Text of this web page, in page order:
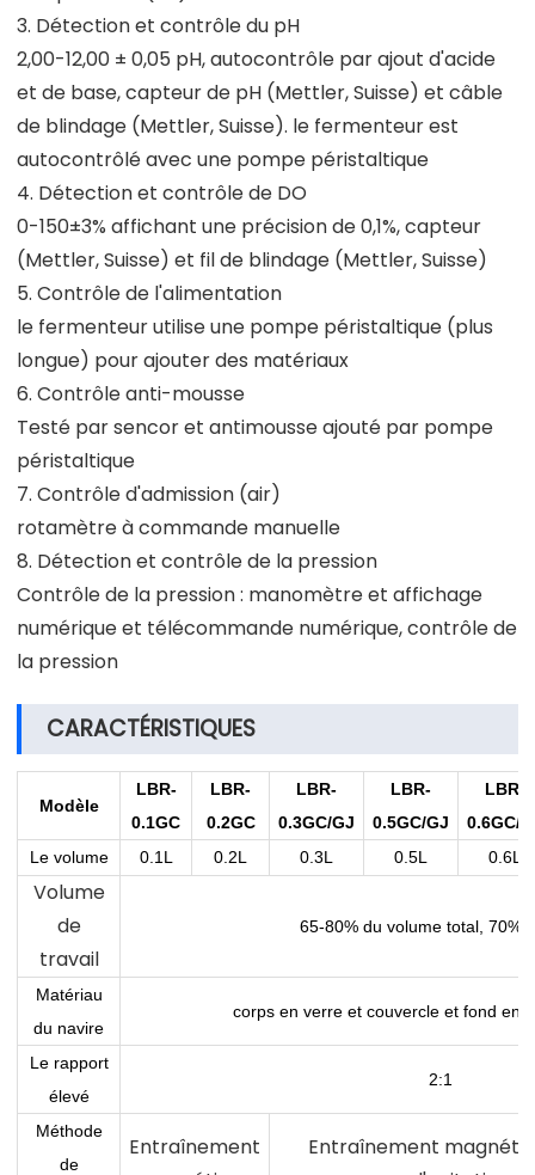
3. Détection et contrôle du pH
2,00-12,00 ± 0,05 pH, autocontrôle par ajout d'acide
et de base, capteur de pH (Mettler, Suisse) et câble
de blindage (Mettler, Suisse). le fermenteur est
autocontrôlé avec une pompe péristaltique
4. Détection et contrôle de DO
0-150±3% affichant une précision de 0,1%, capteur
(Mettler, Suisse) et fil de blindage (Mettler, Suisse)
5. Contrôle de l'alimentation
le fermenteur utilise une pompe péristaltique (plus
longue) pour ajouter des matériaux
6. Contrôle anti-mousse
Testé par sencor et antimousse ajouté par pompe
péristaltique
7. Contrôle d'admission (air)
rotamètre à commande manuelle
8. Détection et contrôle de la pression
Contrôle de la pression : manomètre et affichage
numérique et télécommande numérique, contrôle de
la pression
CARACTÉRISTIQUES
Modèle
LBR-
0.1GC
LBR-
0.2GC
LBR-
0.3GC/GJ
LBR-
0.5GC/GJ
LBR-
0.6GC/
Le volume
0.1L 0.2L 0.3L 0.5L 0.6L
Volume
de
travail
65-80% du volume total, 70%
Matériau
du navire
corps en verre et couvercle et fond en
Le rapport
élevé
2:1
Méthode
de
Entraînement
Entraînement